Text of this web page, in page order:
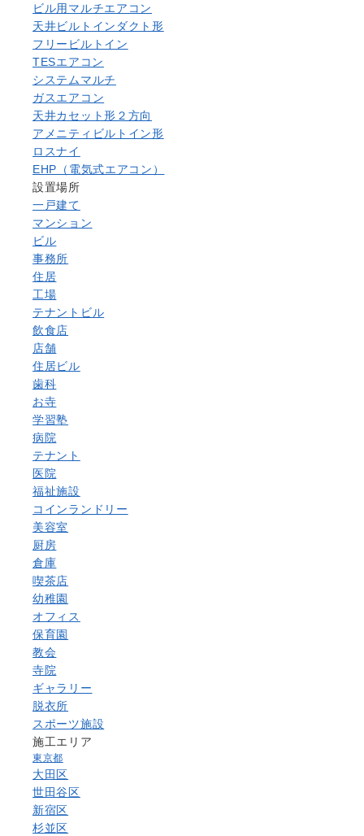
ビル用マルチエアコン
天井ビルトインダクト形
フリービルトイン
TESエアコン
システムマルチ
ガスエアコン
天井カセット形２方向
アメニティビルトイン形
ロスナイ
EHP（電気式エアコン）
設置場所
一戸建て
マンション
ビル
事務所
住居
工場
テナントビル
飲食店
店舗
住居ビル
歯科
お寺
学習塾
病院
テナント
医院
福祉施設
コインランドリー
美容室
厨房
倉庫
喫茶店
幼稚園
オフィス
保育園
教会
寺院
ギャラリー
脱衣所
スポーツ施設
施工エリア
東京都
大田区
世田谷区
新宿区
杉並区